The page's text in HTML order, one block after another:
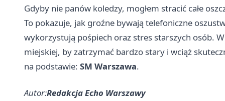
Gdyby nie panów koledzy, mogłem stracić całe
To pokazuje, jak groźne bywają telefoniczne
wykorzystują pośpiech oraz stres starszych osób.
miejskiej, by zatrzymać bardzo stary i wciąż
na podstawie: SM Warszawa.
Autor:Redakcja Echo Warszawy